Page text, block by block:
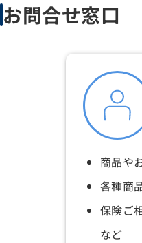
お問合せ窓口
商品や
各種商
保険ご
など